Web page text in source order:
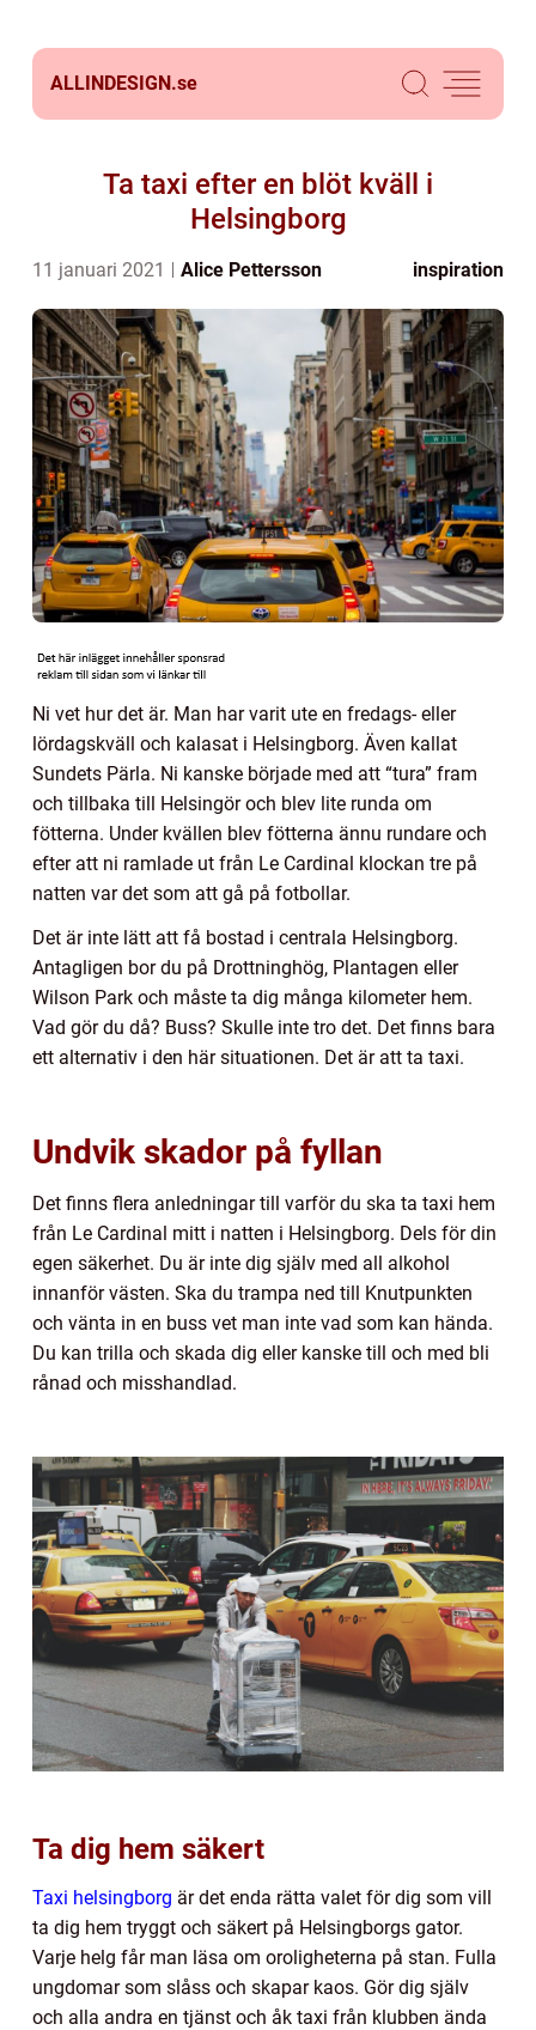
ALLINDESIGN.se
Ta taxi efter en blöt kväll i
Helsingborg
11 januari 2021 Alice Pettersson inspiration
Ni vet hur det är. Man har varit ute en fredags- eller
lördagskväll och kalasat i Helsingborg. Även kallat
Sundets Pärla. Ni kanske började med att “tura” fram
och tillbaka till Helsingör och blev lite runda om
fötterna. Under kvällen blev fötterna ännu rundare och
efter att ni ramlade ut från Le Cardinal klockan tre på
natten var det som att gå på fotbollar.
Det är inte lätt att få bostad i centrala Helsingborg.
Antagligen bor du på Drottninghög, Plantagen eller
Wilson Park och måste ta dig många kilometer hem.
Vad gör du då? Buss? Skulle inte tro det. Det finns bara
ett alternativ i den här situationen. Det är att ta taxi.
Undvik skador på fyllan
Det finns flera anledningar till varför du ska ta taxi hem
från Le Cardinal mitt i natten i Helsingborg. Dels för din
egen säkerhet. Du är inte dig själv med all alkohol
innanför västen. Ska du trampa ned till Knutpunkten
och vänta in en buss vet man inte vad som kan hända.
Du kan trilla och skada dig eller kanske till och med bli
rånad och misshandlad.
Ta dig hem säkert
Taxi helsingborg är det enda rätta valet för dig som vill
ta dig hem tryggt och säkert på Helsingborgs gator.
Varje helg får man läsa om oroligheterna på stan. Fulla
ungdomar som slåss och skapar kaos. Gör dig själv
och alla andra en tjänst och åk taxi från klubben ända